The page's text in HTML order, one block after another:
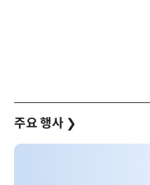
주요 행사 ❯